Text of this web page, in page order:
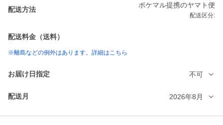
配送方法
ポケマル提携のヤマト便
配送区分:
配送料金（送料）
※離島などの例外はあります。詳細はこちら
お届け日指定 不可
配送月 2026年8月